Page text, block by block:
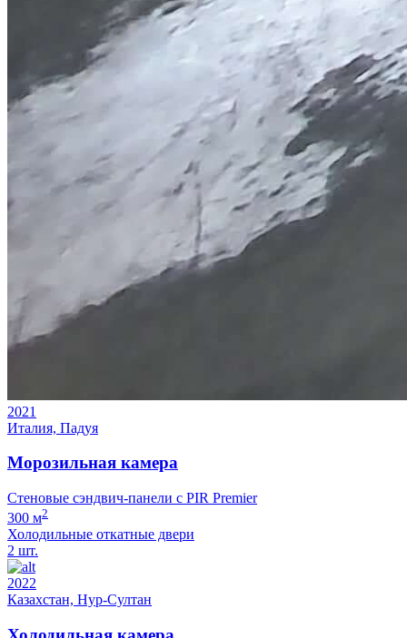
2021
Италия, Падуя
Морозильная камера
Стеновые сэндвич-панели с PIR Premier
300 м2
Холодильные откатные двери
2 шт.
2022
Казахстан, Нур-Султан